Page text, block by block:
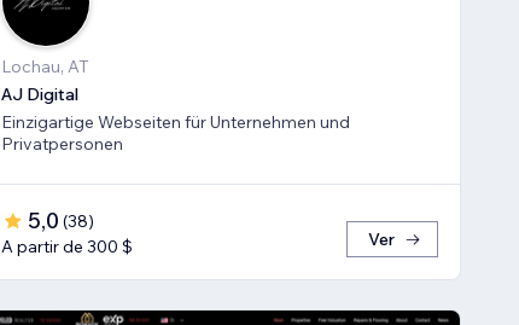
Lochau, AT
AJ Digital
Einzigartige Webseiten für Unternehmen und
Privatpersonen
5,0 (38)
A partir de 300 $
Ver